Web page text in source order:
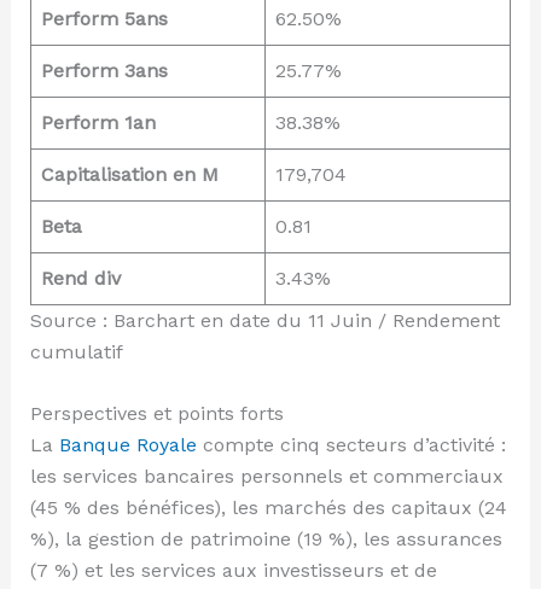
Perform 5ans 62.50%
Perform 3ans 25.77%
Perform 1an 38.38%
Capitalisation en M 179,704
Beta 0.81
Rend div
3.43%
Source : Barchart en date du 11 Juin / Rendement
cumulatif
Perspectives et points forts
La Banque Royale compte cinq secteurs d’activité :
les services bancaires personnels et commerciaux
(45 % des bénéfices), les marchés des capitaux (24
%), la gestion de patrimoine (19 %), les assurances
(7 %) et les services aux investisseurs et de